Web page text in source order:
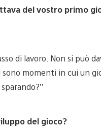
del vostro primo
di lavoro. Non si può
momenti in cui un
del gioco?